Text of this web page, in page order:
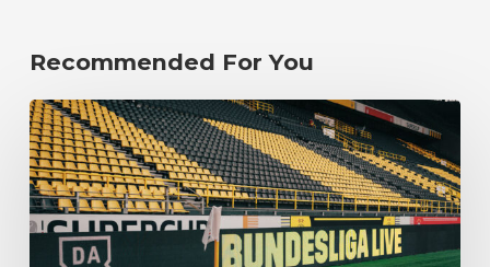
Recommended For You